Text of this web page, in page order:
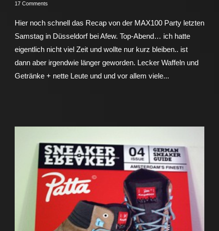
17 Comments
Hier noch schnell das Recap von der MAX100 Party letzten
Samstag in Düsseldorf bei Afew. Top-Abend… ich hatte
eigentlich nicht viel Zeit und wollte nur kurz bleiben.. ist
dann aber irgendwie länger geworden. Lecker Waffeln und
Getränke + nette Leute und und vor allem viele...